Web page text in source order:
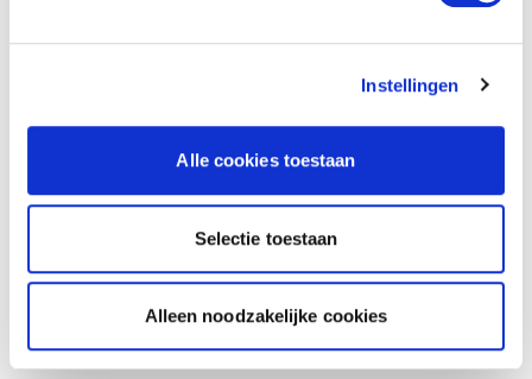
Instellingen
Alle cookies toestaan
Selectie toestaan
Alleen noodzakelijke cookies